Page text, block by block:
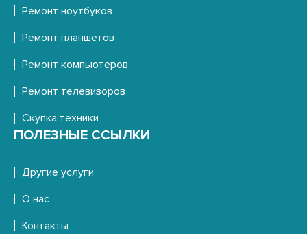
Ремонт ноутбуков
Ремонт планшетов
Ремонт компьютеров
Ремонт телевизоров
Скупка техники
ПОЛЕЗНЫЕ ССЫЛКИ
Другие услуги
О нас
Контакты